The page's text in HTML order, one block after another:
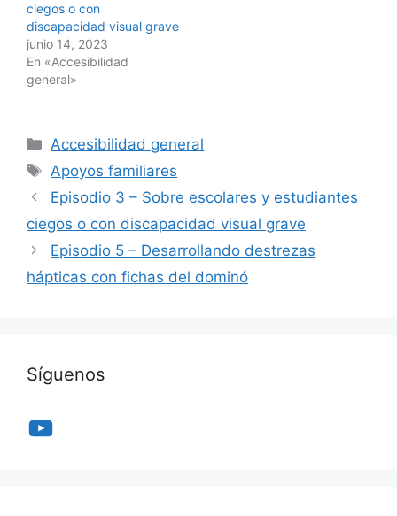
ciegos o con
discapacidad visual grave
junio 14, 2023
En «Accesibilidad
general»
Categorías
Accesibilidad general
Etiquetas
Apoyos familiares
Episodio 3 – Sobre escolares y estudiantes
ciegos o con discapacidad visual grave
Episodio 5 – Desarrollando destrezas
hápticas con fichas del dominó
Síguenos
YouTube